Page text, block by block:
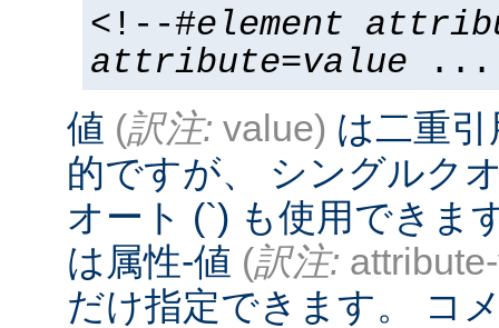
<!--#element
attribute=value ...
値 (訳注: value) は二重
的ですが、 シングルク
オート (`) も使用できま
は属性-値 (訳注:
だけ指定できます。 コ